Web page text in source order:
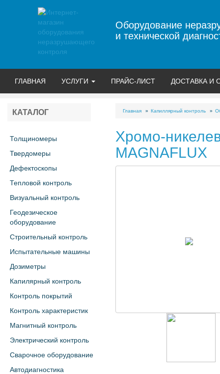
Оборудование
и технической
ГЛАВНАЯ УСЛУГИ ПРАЙС-ЛИСТ ДОСТАВКА И
КАТАЛОГ
Толщиномеры
Твердомеры
Дефектоскопы
Тепловой контроль
Визуальный контроль
Геодезическое
оборудование
Строительный контроль
Испытательные машины
Дозиметры
Капилярный контроль
Контроль покрытий
Контроль характеристик
Магнитный контроль
Электрический контроль
Сварочное оборудование
Автодиагностика
Главная Капиллярный контроль
Хромо-
MAGNAFLUX